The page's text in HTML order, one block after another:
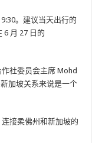
。建议当天出行的
6 月 27 日的
社委员会主席 Mohd
加坡关系来说是一个
接柔佛州和新加坡的